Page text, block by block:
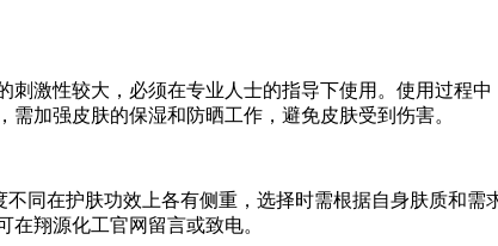
激性较大，必须在专业人士的指导下使用。使用过程中
需加强皮肤的保湿和防晒工作，避免皮肤受到伤害。
不同在护肤功效上各有侧重，选择时需根据自身肤质和
在翔源化工官网留言或致电。